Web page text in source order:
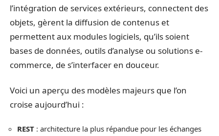
l’intégration de services extérieurs, connectent des
objets, gèrent la diffusion de contenus et
permettent aux modules logiciels, qu’ils soient
bases de données, outils d’analyse ou solutions e-
commerce, de s’interfacer en douceur.
Voici un aperçu des modèles majeurs que l’on
croise aujourd’hui :
REST : architecture la plus répandue pour les échanges